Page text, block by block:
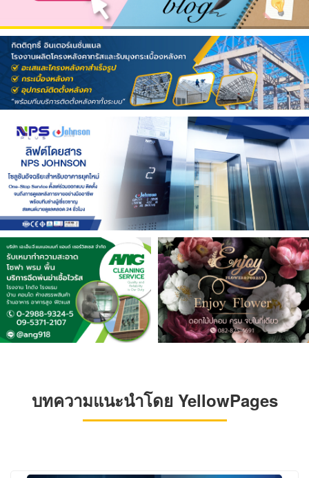
บทความแนะนำโดย YellowPages